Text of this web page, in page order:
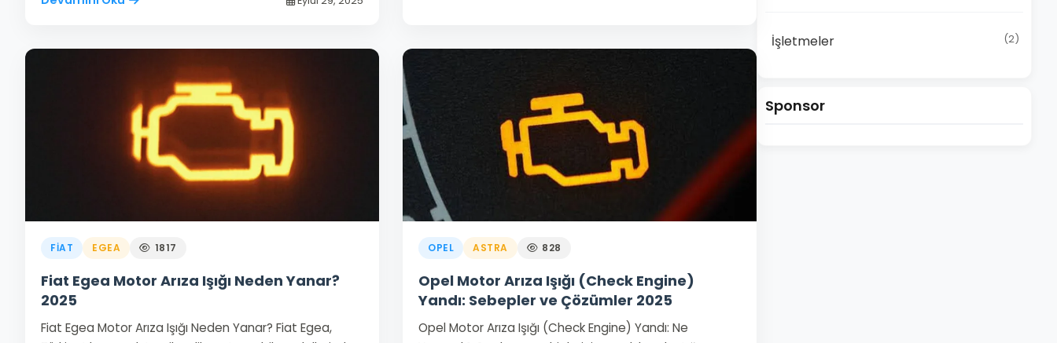
FIAT EGEA 1817
Fiat Egea Motor Arıza Işığı Neden Yanar?
2025
Fiat Egea Motor Arıza Işığı Neden Yanar? Fiat Egea,
OPEL ASTRA 828
Opel Motor Arıza Işığı (Check Engine)
Yandı: Sebepler ve Çözümler 2025
Opel Motor Arıza Işığı (Check Engine) Yandı: Ne
İşletmeler (2)
Sponsor